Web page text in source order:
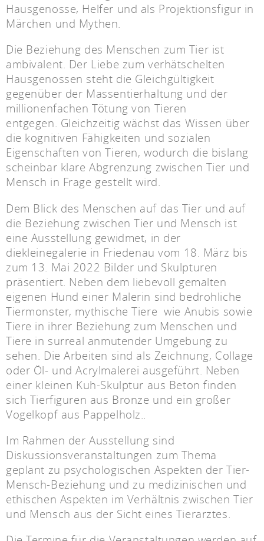
Hausgenosse, Helfer und als Projektionsfigur in
Märchen und Mythen.
Die Beziehung des Menschen zum Tier ist
ambivalent. Der Liebe zum verhätschelten
Hausgenossen steht die Gleichgültigkeit
gegenüber der Massentierhaltung und der
millionenfachen Tötung von Tieren
entgegen. Gleichzeitig wächst das Wissen über
die kognitiven Fähigkeiten und sozialen
Eigenschaften von Tieren, wodurch die bislang
scheinbar klare Abgrenzung zwischen Tier und
Mensch in Frage gestellt wird.
Dem Blick des Menschen auf das Tier und auf
die Beziehung zwischen Tier und Mensch ist
eine Ausstellung gewidmet, in der
diekleinegalerie in Friedenau vom 18. März bis
zum 13. Mai 2022 Bilder und Skulpturen
präsentiert. Neben dem liebevoll gemalten
eigenen Hund einer Malerin sind bedrohliche
Tiermonster, mythische Tiere wie Anubis sowie
Tiere in ihrer Beziehung zum Menschen und
Tiere in surreal anmutender Umgebung zu
sehen. Die Arbeiten sind als Zeichnung, Collage
oder Öl- und Acrylmalerei ausgeführt. Neben
einer kleinen Kuh-Skulptur aus Beton finden
sich Tierfiguren aus Bronze und ein großer
Vogelkopf aus Pappelholz..
Im Rahmen der Ausstellung sind
Diskussionsveranstaltungen zum Thema
geplant zu psychologischen Aspekten der Tier-
Mensch-Beziehung und zu medizinischen und
ethischen Aspekten im Verhältnis zwischen Tier
und Mensch aus der Sicht eines Tierarztes.